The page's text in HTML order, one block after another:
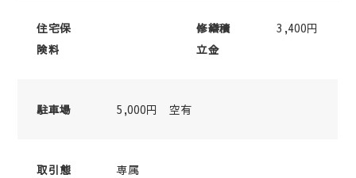
住宅保
険料
修繕積
立金
3,400円
駐車場 5,000円 空有
取引態
専属